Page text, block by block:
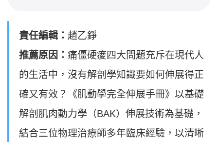
責任編輯： 趙乙錚
推薦原因： 痛僵硬痠四大問題充斥在現代人
的生活中，沒有解剖學知識要如何伸展得正
確又有效？《肌動學完全伸展手冊》以基礎
解剖肌肉動力學（BAK）伸展技術為基礎，
結合三位物理治療師多年臨床經驗，以清晰